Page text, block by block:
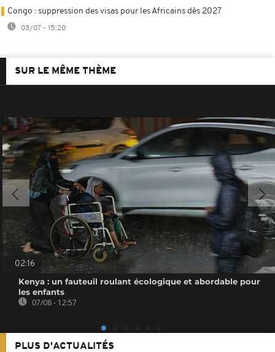
Congo : suppression des visas pour les Africains dès 2027
03/07 - 15:20
SUR LE MÊME THÈME
02:16
Kenya : un fauteuil roulant écologique et abordable pour
les enfants
07/08 - 12:57
PLUS D'ACTUALITÉS